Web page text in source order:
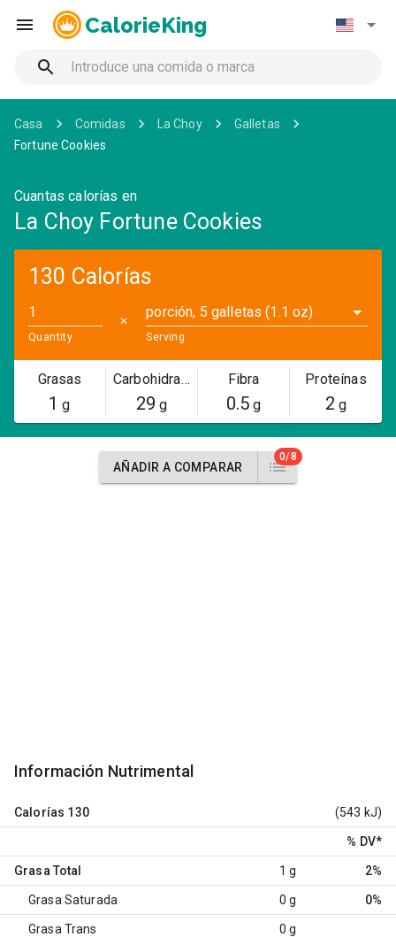
CalorieKing
Casa Comidas La Choy
Galletas
Fortune Cookies
Cuantas calorías en
La Choy Fortune Cookies
130 Calorías
Quantity
✕
porción, 5 galletas (1.1 oz)
Serving
Grasas
1 g
Carbohidratos
29 g
Fibra
0.5g
Proteínas
2 g
AÑADIR A COMPARAR
0/8
Información Nutrimental
Calorías 130 (543 kJ)
% DV*
Grasa Total 1 g 2%
Grasa Saturada 0 g 0%
Grasa Trans 0 g